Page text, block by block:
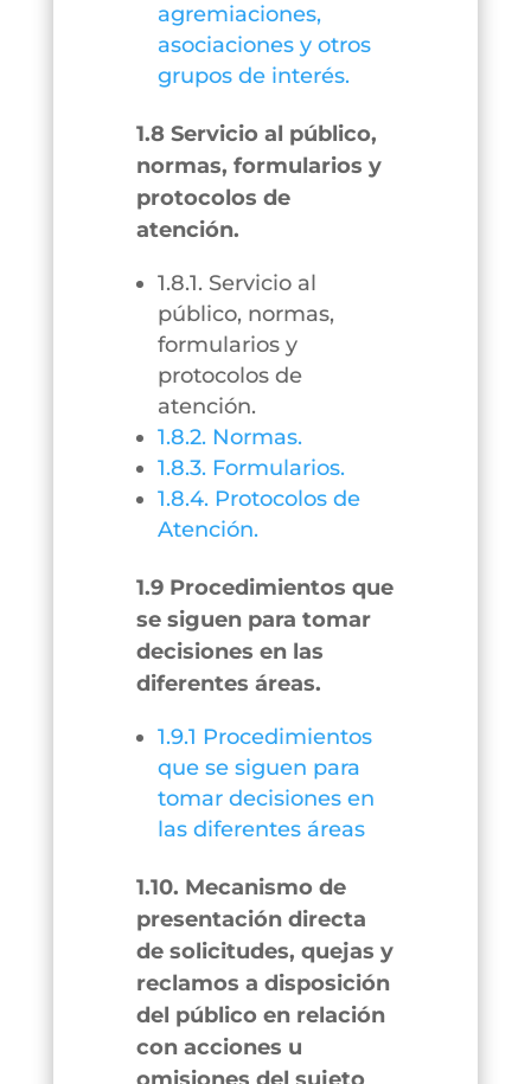
agremiaciones,
asociaciones y otros
grupos de interés.
1.8 Servicio al público,
normas, formularios y
protocolos de
atención.
1.8.1. Servicio al
público, normas,
formularios y
protocolos de
atención.
1.8.2. Normas.
1.8.3. Formularios.
1.8.4. Protocolos de
Atención.
1.9 Procedimientos que
se siguen para tomar
decisiones en las
diferentes áreas.
1.9.1 Procedimientos
que se siguen para
tomar decisiones en
las diferentes áreas
1.10. Mecanismo de
presentación directa
de solicitudes, quejas y
reclamos a disposición
del público en relación
con acciones u